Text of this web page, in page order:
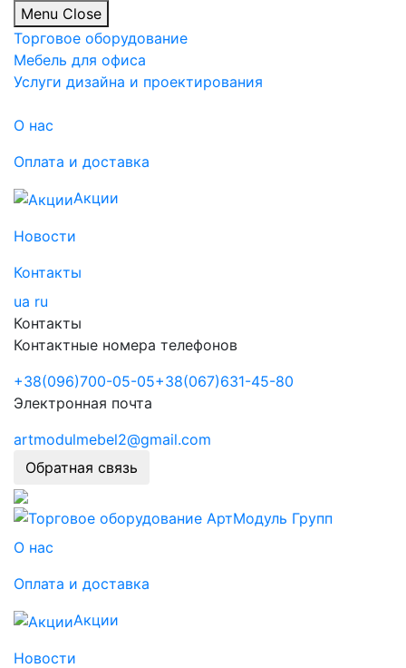
Menu Close
Торговое оборудование
Мебель для офиса
Услуги дизайна и проектирования
О нас
Оплата и доставка
Акции
Новости
Контакты
ua ru
Контакты
Контактные номера телефонов
+38(096)700-05-05+38(067)631-45-80
Электронная почта
artmodulmebel2@gmail.com
Обратная связь
О нас
Оплата и доставка
Акции
Новости